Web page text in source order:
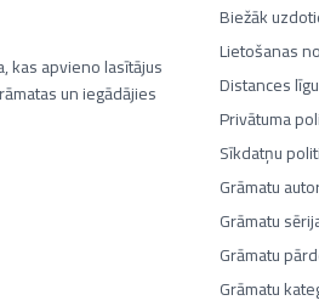
kas apvieno lasītājus
un iegādājies
Biežāk
Lietošanas
Distances
Privātuma
Sīkdatņu
Grāmatu
Grāmatu
Grāmatu
Grāmatu